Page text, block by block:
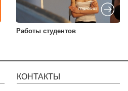
Работы студентов
КОНТАКТЫ